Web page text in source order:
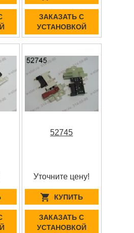
ЗАКАЗАТЬ С
УСТАНОВКОЙ
52745
Уточните цену!
КУПИТЬ
ЗАКАЗАТЬ С
УСТАНОВКОЙ